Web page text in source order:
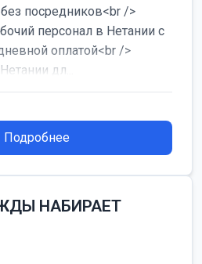
посредников<br />
персонал в Нетании с
оплатой<br />
дл...
Подробнее
НАБИРАЕТ